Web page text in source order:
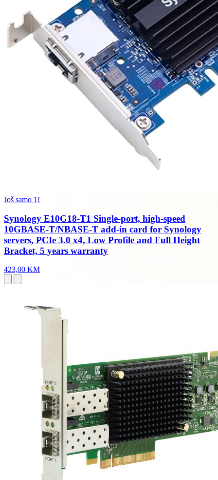
Još samo 1!
Synology E10G18-T1 Single-port, high-speed
10GBASE-T/NBASE-T add-in card for Synology
servers, PCIe 3.0 x4, Low Profile and Full Height
Bracket, 5 years warranty
423,00 KM